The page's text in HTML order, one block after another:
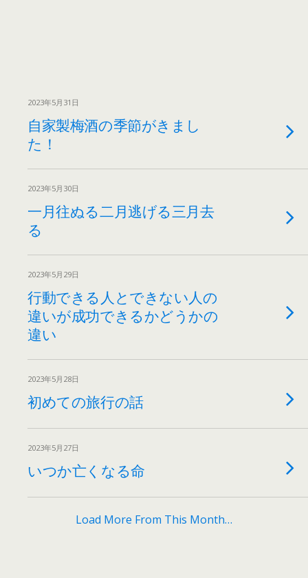
2023年5月31日
自家製梅酒の季節がきまし
た！
2023年5月30日
一月往ぬる二月逃げる三月去
る
2023年5月29日
行動できる人とできない人の
違いが成功できるかどうかの
違い
2023年5月28日
初めての旅行の話
2023年5月27日
いつか亡くなる命
Load More From This Month…